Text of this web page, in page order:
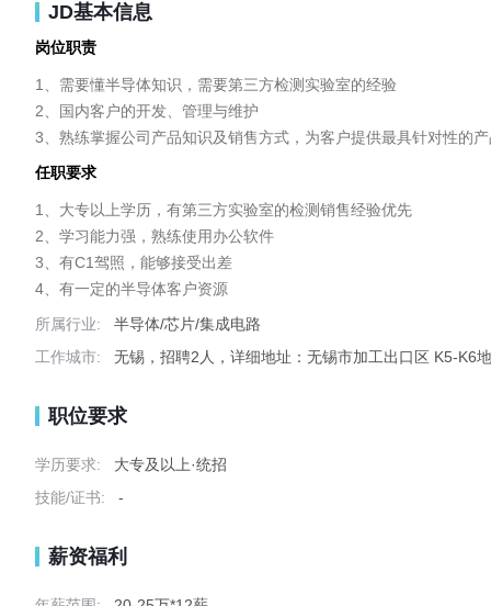
JD基本信息
岗位职责
1、需要懂半导体知识，需要第三方检测实验室的经验
2、国内客户的开发、管理与维护
3、熟练掌握公司产品知识及销售方式，为客户提供最具针对性的
任职要求
1、大专以上学历，有第三方实验室的检测销售经验优先
2、学习能力强，熟练使用办公软件
3、有C1驾照，能够接受出差
4、有一定的半导体客户资源
所属行业:
半导体/芯片/集成电路
工作城市:
无锡，招聘2人，详细地址：无锡市加工出口区 K5-K6
职位要求
学历要求:
大专及以上·统招
技能/证书:
-
薪资福利